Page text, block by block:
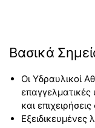
Βασικά
Οι Υδραυλικοί
επαγγελματικές
και
Εξειδικευμένες